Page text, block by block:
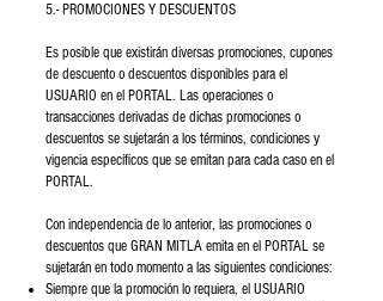
5.- PROMOCIONES Y DESCUENTOS
Es posible que existirán diversas promociones, cupones
de descuento o descuentos disponibles para el
USUARIO en el PORTAL. Las operaciones o
transacciones derivadas de dichas promociones o
descuentos se sujetarán a los términos, condiciones y
vigencia específicos que se emitan para cada caso en el
PORTAL.
Con independencia de lo anterior, las promociones o
descuentos que GRAN MITLA emita en el PORTAL se
sujetarán en todo momento a las siguientes condiciones:
Siempre que la promoción lo requiera, el USUARIO